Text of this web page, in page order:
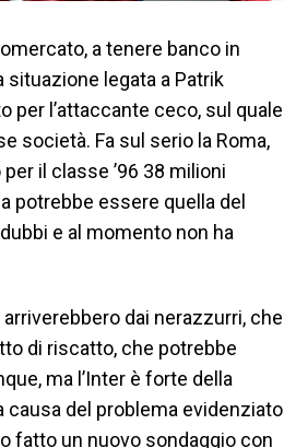
a tenere banco in
situazione legata a Patrik
per l’attaccante ceco, sul quale
società. Fa sul serio la Roma,
il classe ’96 38 milioni
potrebbe essere quella del
e al momento non ha
dai nerazzurri, che
di riscatto, che potrebbe
ma l’Inter è forte della
causa del problema evidenziato
fatto un nuovo sondaggio con